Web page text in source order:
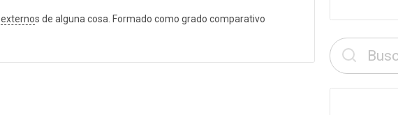
externos de alguna cosa. Formado como grado comparativo